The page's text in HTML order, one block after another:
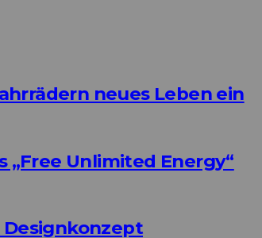
neues Leben ein
„Free Unlimited Energy“
Designkonzept